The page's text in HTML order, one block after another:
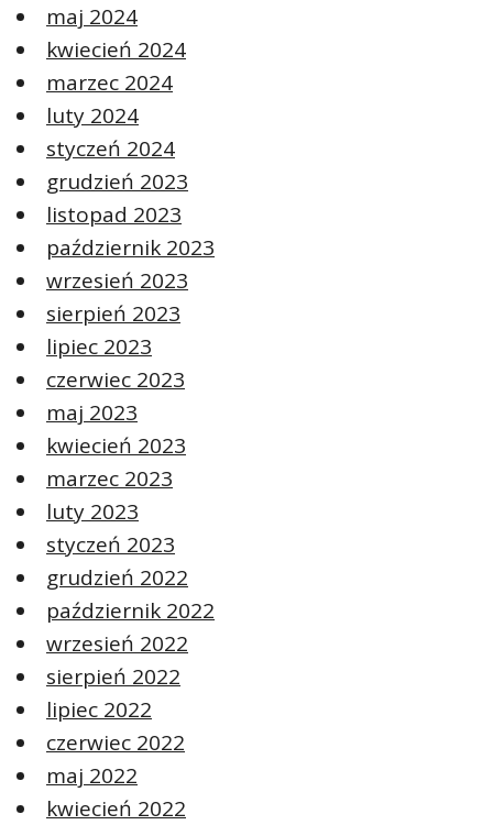
maj 2024
kwiecień 2024
marzec 2024
luty 2024
styczeń 2024
grudzień 2023
listopad 2023
październik 2023
wrzesień 2023
sierpień 2023
lipiec 2023
czerwiec 2023
maj 2023
kwiecień 2023
marzec 2023
luty 2023
styczeń 2023
grudzień 2022
październik 2022
wrzesień 2022
sierpień 2022
lipiec 2022
czerwiec 2022
maj 2022
kwiecień 2022